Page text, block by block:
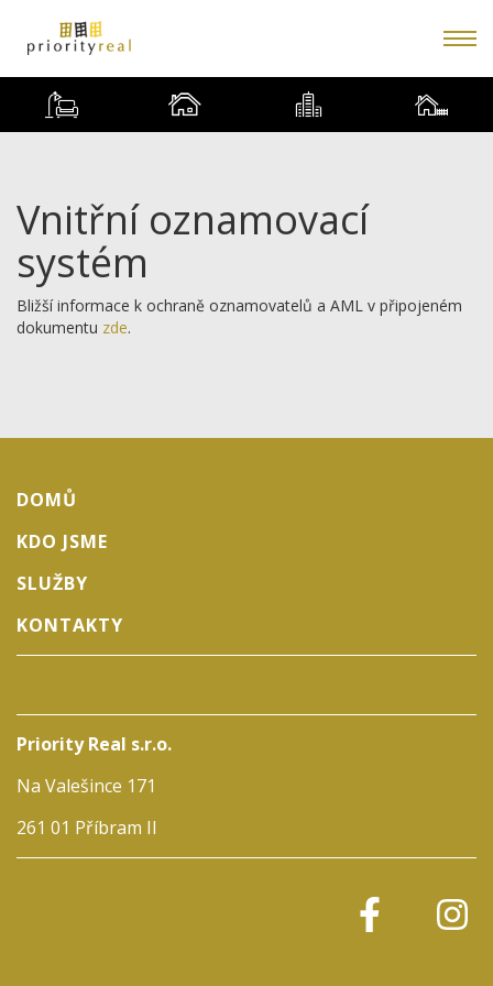
Vnitřní oznamovací
systém
Bližší informace k ochraně oznamovatelů a AML v připojeném
dokumentu zde.
DOMŮ
KDO JSME
SLUŽBY
KONTAKTY
Priority Real s.r.o.
Na Valešince 171
261 01 Příbram II